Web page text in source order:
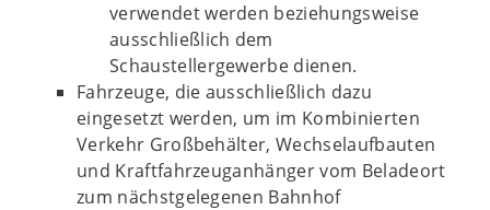
verwendet werden beziehungsweise
ausschließlich dem
Schaustellergewerbe dienen.
Fahrzeuge, die ausschließlich dazu
eingesetzt werden, um im Kombinierten
Verkehr Großbehälter, Wechselaufbauten
und Kraftfahrzeuganhänger vom Beladeort
zum nächstgelegenen Bahnhof